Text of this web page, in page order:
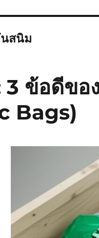
สนิม
ข้อดีขอ
Bags)